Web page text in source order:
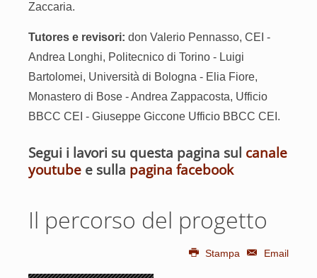
Zaccaria.
Tutores e revisori: don Valerio Pennasso, CEI -
Andrea Longhi, Politecnico di Torino - Luigi
Bartolomei, Università di Bologna - Elia Fiore,
Monastero di Bose - Andrea Zappacosta, Ufficio
BBCC CEI - Giuseppe Giccone Ufficio BBCC CEI.
Segui i lavori su questa pagina sul canale
youtube e sulla pagina facebook
Il percorso del progetto
Stampa Email